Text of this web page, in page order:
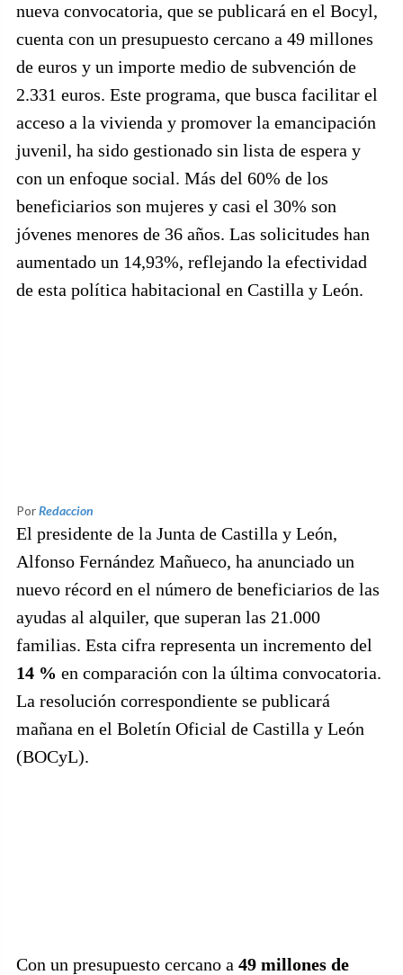
nueva convocatoria, que se publicará en el Bocyl,
cuenta con un presupuesto cercano a 49 millones
de euros y un importe medio de subvención de
2.331 euros. Este programa, que busca facilitar el
acceso a la vivienda y promover la emancipación
juvenil, ha sido gestionado sin lista de espera y
con un enfoque social. Más del 60% de los
beneficiarios son mujeres y casi el 30% son
jóvenes menores de 36 años. Las solicitudes han
aumentado un 14,93%, reflejando la efectividad
de esta política habitacional en Castilla y León.
PorRedaccion
El presidente de la Junta de Castilla y León,
Alfonso Fernández Mañueco, ha anunciado un
nuevo récord en el número de beneficiarios de las
ayudas al alquiler, que superan las 21.000
familias. Esta cifra representa un incremento del
14 % en comparación con la última convocatoria.
La resolución correspondiente se publicará
mañana en el Boletín Oficial de Castilla y León
(BOCyL).
Con un presupuesto cercano a 49 millones de